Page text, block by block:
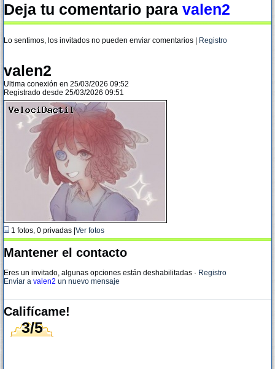
Deja tu comentario para valen2
Lo sentimos, los invitados no pueden enviar comentarios | Registro
valen2
Ultima conexión en 25/03/2026 09:52
Registrado desde 25/03/2026 09:51
1 fotos, 0 privadas | Ver fotos
Mantener el contacto
Eres un invitado, algunas opciones están deshabilitadas · Registro
Enviar a valen2 un nuevo mensaje
Califícame!
3/5